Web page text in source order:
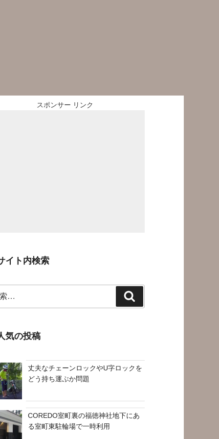
スポンサー リンク
イト内検索
索
気の投稿
丈夫なチェーンロックやU字ロックを
どう持ち運ぶか問題
COREDO室町裏の福徳神社地下にあ
る室町東駐輪場で一時利用